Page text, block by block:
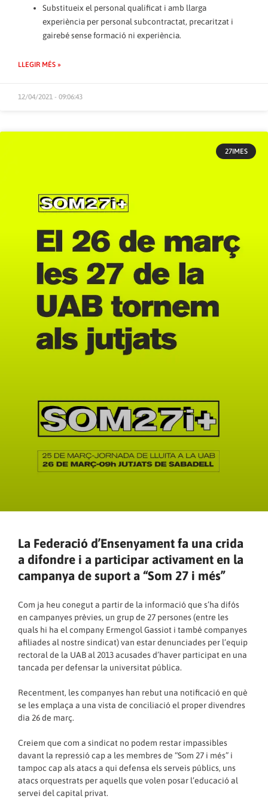
Substitueix el personal qualificat i amb llarga
experiència per personal subcontractat, precaritzat i
gairebé sense formació ni experiència.
LLEGIR MÉS »
12/04/2021 - 09:06:43
27IMES
La Federació d’Ensenyament fa una crida
a difondre i a participar activament en la
campanya de suport a “Som 27 i més”
Com ja heu conegut a partir de la informació que s’ha difós
en campanyes prèvies, un grup de 27 persones (entre les
quals hi ha el company Ermengol Gassiot i també companyes
afiliades al nostre sindicat) van estar denunciades per l’equip
rectoral de la UAB al 2013 acusades d’haver participat en una
tancada per defensar la universitat pública.
Recentment, les companyes han rebut una notificació en què
se les emplaça a una vista de conciliació el proper divendres
dia 26 de març.
Creiem que com a sindicat no podem restar impassibles
davant la repressió cap a les membres de “Som 27 i més” i
tampoc cap als atacs a qui defensa els serveis públics, uns
atacs orquestrats per aquells que volen posar l’educació al
servei del capital privat.